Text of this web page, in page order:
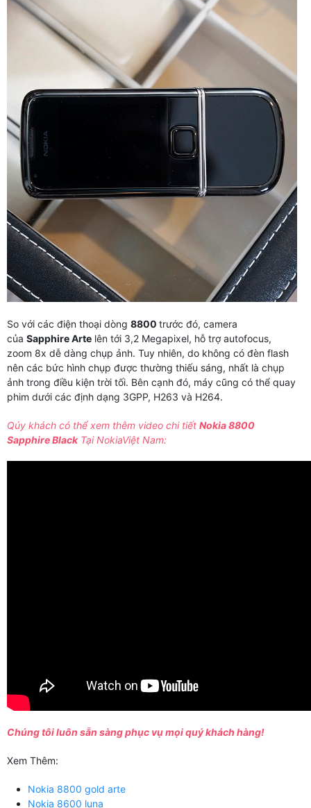
So với các điện thoại dòng 8800 trước đó, camera
của Sapphire Arte lên tới 3,2 Megapixel, hỗ trợ autofocus,
zoom 8x dễ dàng chụp ảnh. Tuy nhiên, do không có đèn flash
nên các bức hình chụp được thường thiếu sáng, nhất là chụp
ảnh trong điều kiện trời tối. Bên cạnh đó, máy cũng có thể quay
phim dưới các định dạng 3GPP, H263 và H264.
Qúy khách có thể xem thêm video chi tiết Nokia 8800
Sapphire BlackTại NokiaViệt Nam:
Chúng tôi luôn sẵn sàng phục vụ mọi quý khách hàng!
Xem Thêm:
Nokia 8800 gold arte
Nokia 8600 luna